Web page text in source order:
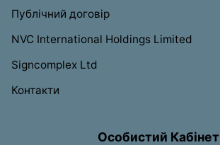
Публічний договір
NVC International Holdings Limited
Signcomplex Ltd
Контакти
Особистий Кабінет